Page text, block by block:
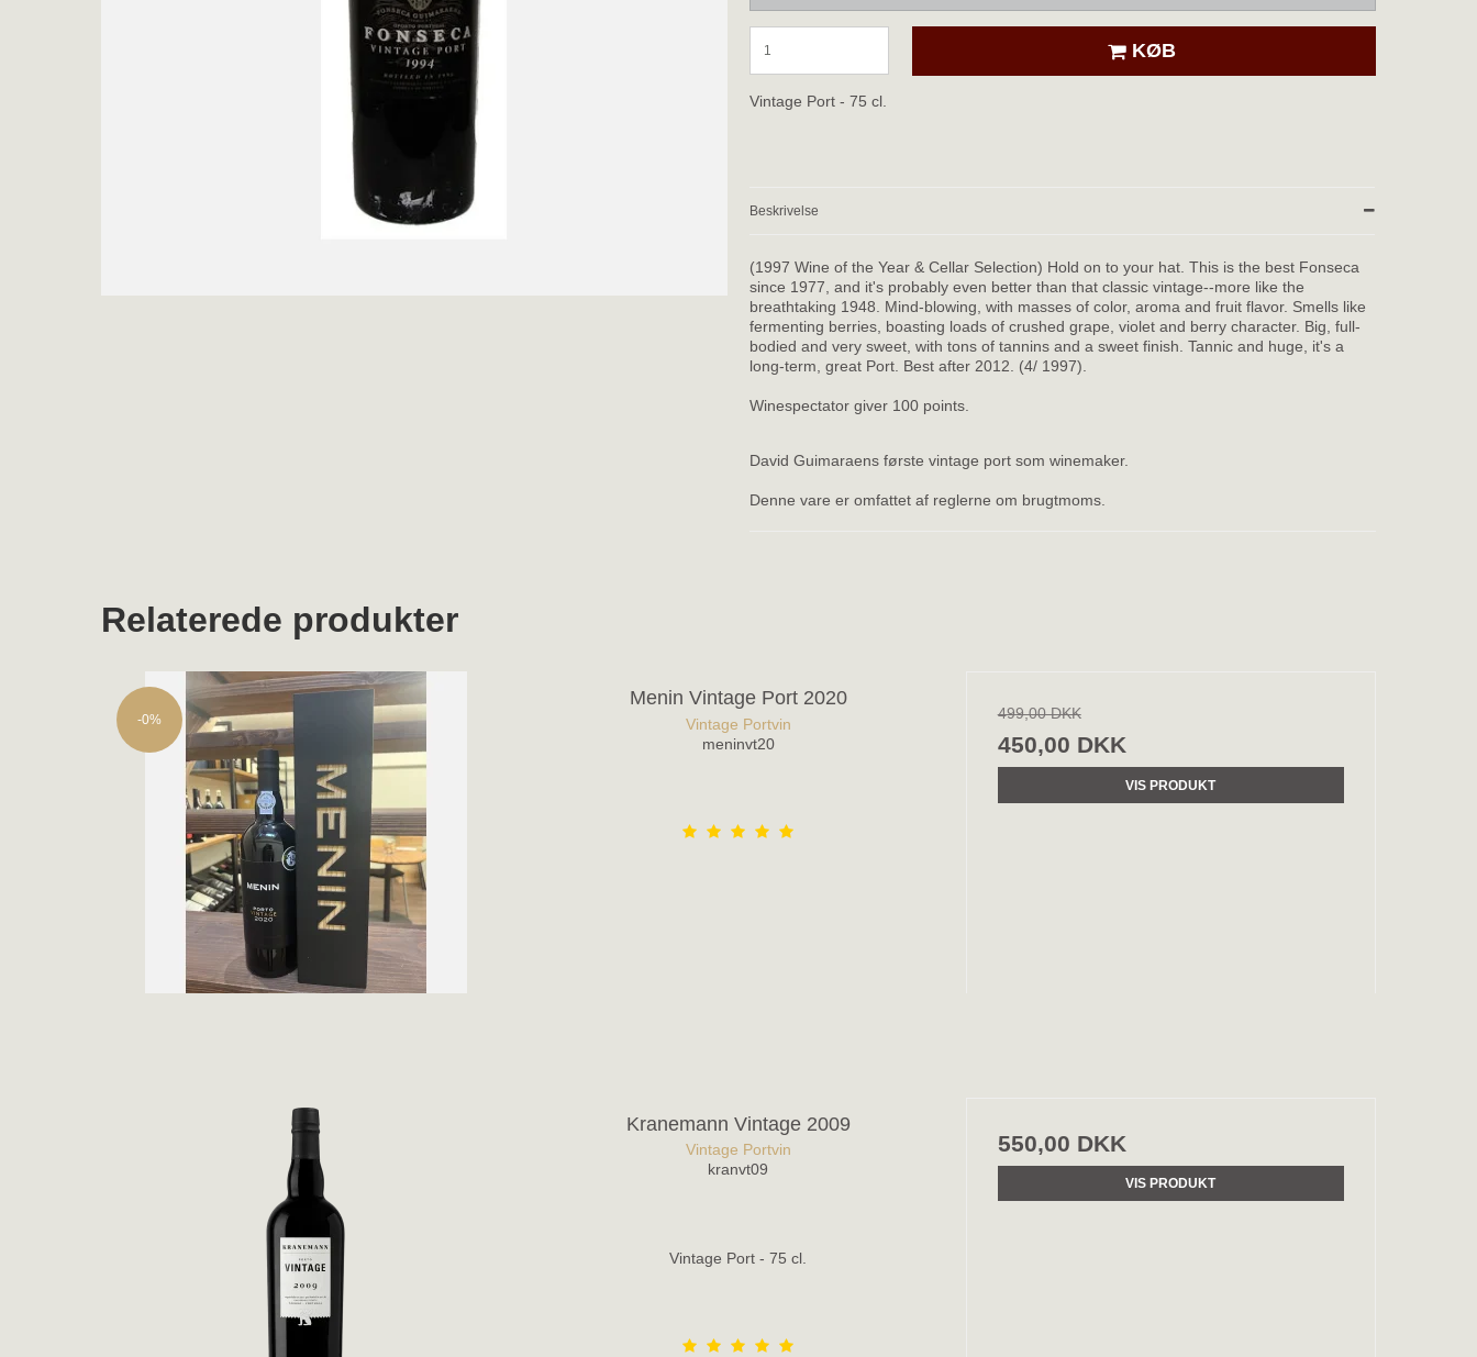
KØB
Vintage Port - 75 cl.
Beskrivelse
(1997 Wine of the Year & Cellar Selection) Hold on to your hat. This is the best Fonseca
since 1977, and it's probably even better than that classic vintage--more like the
breathtaking 1948. Mind-blowing, with masses of color, aroma and fruit flavor. Smells like
fermenting berries, boasting loads of crushed grape, violet and berry character. Big, full-
bodied and very sweet, with tons of tannins and a sweet finish. Tannic and huge, it's a
long-term, great Port. Best after 2012. (4/ 1997).
Winespectator giver 100 points.
David Guimaraens første vintage port som winemaker.
Denne vare er omfattet af reglerne om brugtmoms.
Relaterede produkter
-0%
Menin Vintage Port 2020
Vintage Portvin
meninvt20
499,00 DKK
450,00 DKK
VIS PRODUKT
Kranemann Vintage 2009
Vintage Portvin
kranvt09
Vintage Port - 75 cl.
550,00 DKK
VIS PRODUKT